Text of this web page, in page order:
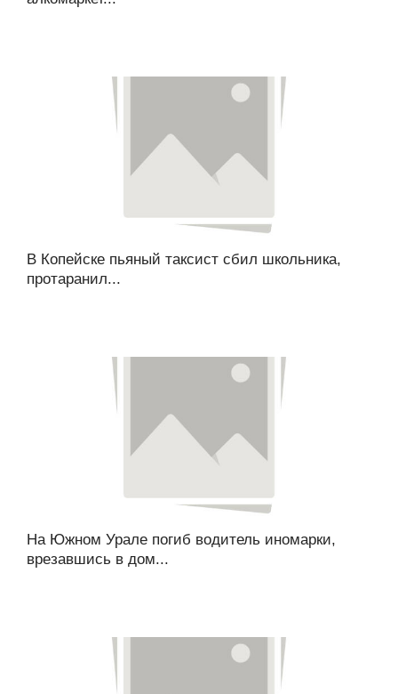
В Копейске пьяный таксист сбил школьника,
протаранил...
На Южном Урале погиб водитель иномарки,
врезавшись в дом...